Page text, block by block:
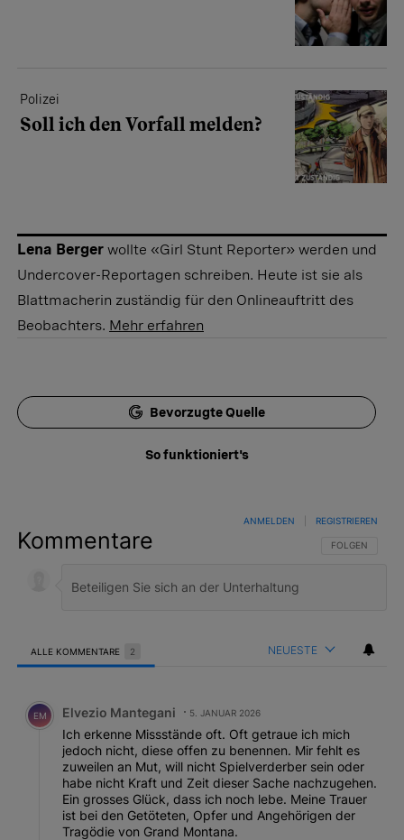
Polizei
Soll ich den Vorfall melden?
Lena Berger wollte «Girl Stunt Reporter» werden und
Undercover-Reportagen schreiben. Heute ist sie als
Blattmacherin zuständig für den Onlineauftritt des
Beobachters. Mehr erfahren
Bevorzugte Quelle
So funktioniert's
Kommentare FOLGE DIESER
FOLGEN
ANMELDEN REGISTRIEREN
ALLE KOMMENTARE 2 NEUESTE
Kommentar von Elvezio Mantegani.
EM Elvezio Mantegani 5. JANUAR 2026
Ich erkenne Missstände oft. Oft getraue ich mich
jedoch nicht, diese offen zu benennen. Mir fehlt es
zuweilen an Mut, will nicht Spielverderber sein oder
habe nicht Kraft und Zeit dieser Sache nachzugehen.
Ein grosses Glück, dass ich noch lebe. Meine Trauer
ist bei den Getöteten, Opfer und Angehörigen der
Tragödie von Grand Montana.